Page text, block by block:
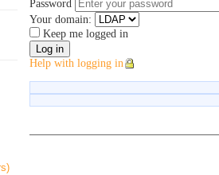
Password
Your domain:
Keep me logged in
Help with logging in